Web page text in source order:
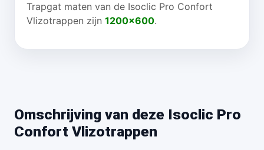
Trapgat maten van de Isoclic Pro Confort
Vlizotrappen zijn 1200x600.
Omschrijving van deze Isoclic Pro
Confort Vlizotrappen